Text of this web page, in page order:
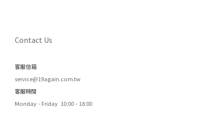
Contact Us
客服信箱
service@19again.com.tw
客服時間
Monday - Friday 10:00 - 18:00